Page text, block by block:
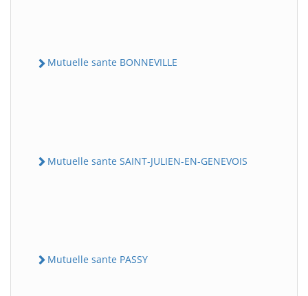
Mutuelle sante BONNEVILLE
Mutuelle sante SAINT-JULIEN-EN-GENEVOIS
Mutuelle sante PASSY